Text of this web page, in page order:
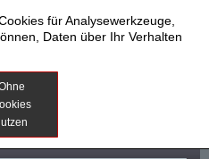
für Analysewerkzeuge,
Daten über Ihr Verhalten